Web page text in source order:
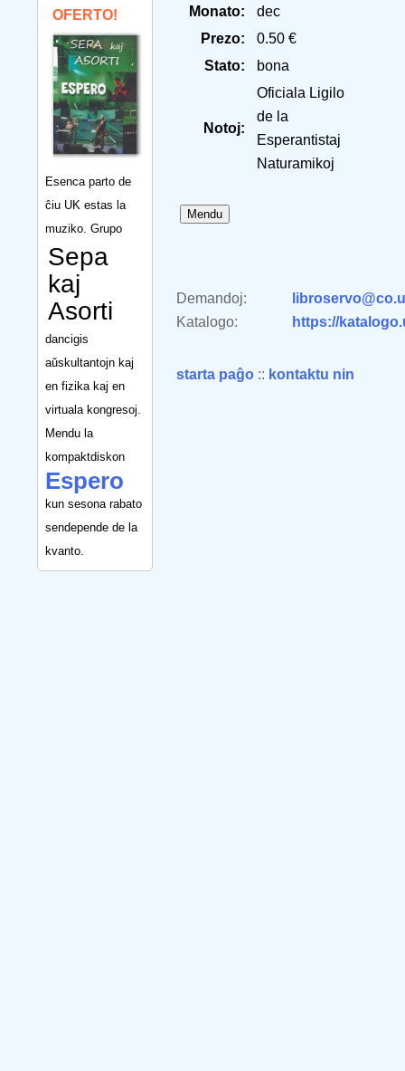
OFERTO!
Esenca parto de
ĉiu UK estas la
muziko. Grupo
Sepa
kaj
Asorti
dancigis
aŭskultantojn kaj
en fizika kaj en
virtuala kongresoj.
Mendu la
kompaktdiskon
Espero
kun sesona rabato
sendepende de la
kvanto.
Monato:
dec
Prezo:
0.50 €
Stato:
bona
Notoj:
Oficiala Ligilo
de la
Esperantistaj
Naturamikoj
Demandoj:
Katalogo:
https://
starta paĝo :: kontaktu nin